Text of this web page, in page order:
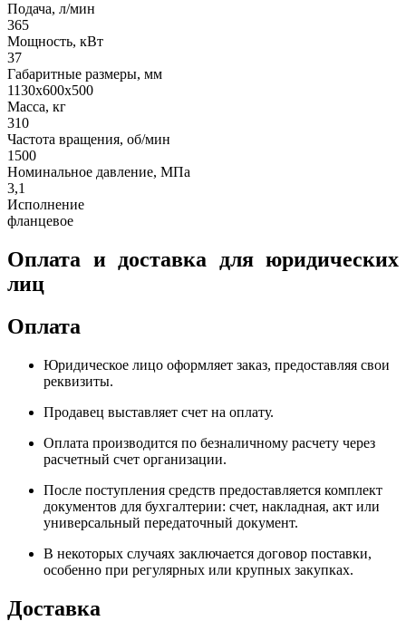
Подача, л/мин
365
Мощность, кВт
37
Габаритные размеры, мм
1130x600x500
Масса, кг
310
Частота вращения, об/мин
1500
Номинальное давление, МПа
3,1
Исполнение
фланцевое
Оплата и доставка для юридических
лиц
Оплата
Юридическое лицо оформляет заказ, предоставляя свои
реквизиты.
Продавец выставляет счет на оплату.
Оплата производится по безналичному расчету через
расчетный счет организации.
После поступления средств предоставляется комплект
документов для бухгалтерии: счет, накладная, акт или
универсальный передаточный документ.
В некоторых случаях заключается договор поставки,
особенно при регулярных или крупных закупках.
Доставка